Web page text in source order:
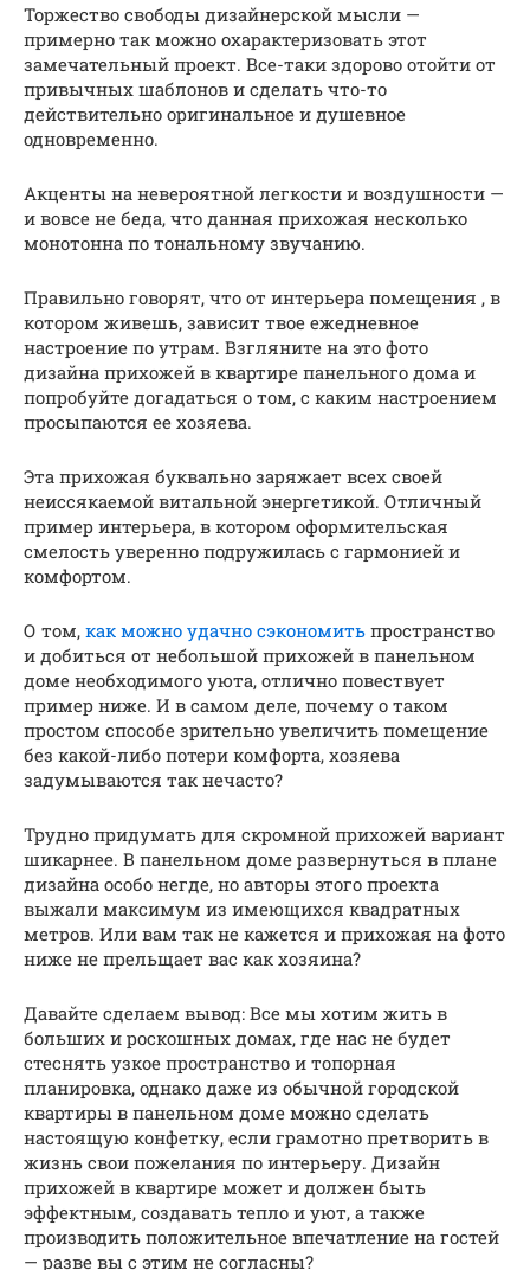
Торжество свободы дизайнерской мысли —
примерно так можно охарактеризовать этот
замечательный проект. Все-таки здорово отойти от
привычных шаблонов и сделать что-то
действительно оригинальное и душевное
одновременно.
Акценты на невероятной легкости и воздушности —
и вовсе не беда, что данная прихожая несколько
монотонна по тональному звучанию.
Правильно говорят, что от интерьера помещения , в
котором живешь, зависит твое ежедневное
настроение по утрам. Взгляните на это фото
дизайна прихожей в квартире панельного дома и
попробуйте догадаться о том, с каким настроением
просыпаются ее хозяева.
Эта прихожая буквально заряжает всех своей
неиссякаемой витальной энергетикой. Отличный
пример интерьера, в котором оформительская
смелость уверенно подружилась с гармонией и
комфортом.
О том, как можно удачно сэкономить пространство
и добиться от небольшой прихожей в панельном
доме необходимого уюта, отлично повествует
пример ниже. И в самом деле, почему о таком
простом способе зрительно увеличить помещение
без какой-либо потери комфорта, хозяева
задумываются так нечасто?
Трудно придумать для скромной прихожей вариант
шикарнее. В панельном доме развернуться в плане
дизайна особо негде, но авторы этого проекта
выжали максимум из имеющихся квадратных
метров. Или вам так не кажется и прихожая на фото
ниже не прельщает вас как хозяина?
Давайте сделаем вывод: Все мы хотим жить в
больших и роскошных домах, где нас не будет
стеснять узкое пространство и топорная
планировка, однако даже из обычной городской
квартиры в панельном доме можно сделать
настоящую конфетку, если грамотно претворить в
жизнь свои пожелания по интерьеру. Дизайн
прихожей в квартире может и должен быть
эффектным, создавать тепло и уют, а также
производить положительное впечатление на гостей
— разве вы с этим не согласны?